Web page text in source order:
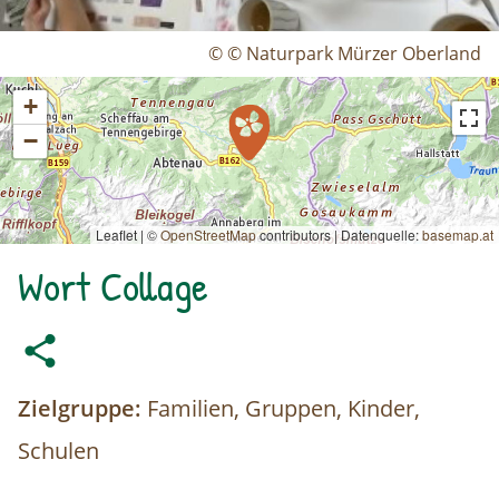
© © Naturpark Mürzer Oberland
+
−
Leaflet | ©OpenStreetMapcontributors|Datenquelle:basemap.at
Wort Collage
Zielgruppe: Familien, Gruppen, Kinder,
Schulen